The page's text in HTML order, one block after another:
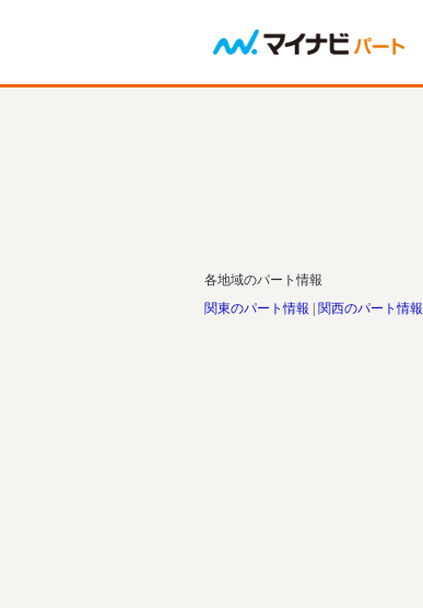
各地域のパート情報
関東のパート情報
関西のパート情報